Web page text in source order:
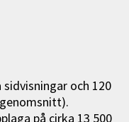
och 120
på cirka 13 500